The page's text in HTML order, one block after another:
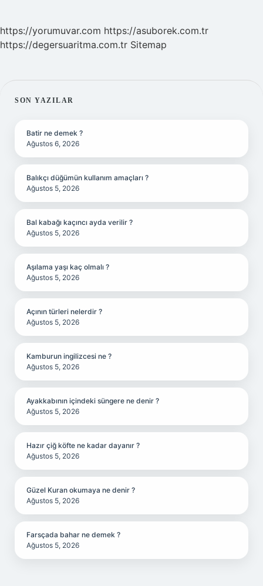
https://yorumuvar.com https://asuborek.com.tr
https://degersuaritma.com.tr Sitemap
SIDEBAR
SON YAZILAR
Batir ne demek ?
Ağustos 6, 2026
Balıkçı düğümün kullanım amaçları ?
Ağustos 5, 2026
Bal kabağı kaçıncı ayda verilir ?
Ağustos 5, 2026
Aşılama yaşı kaç olmalı ?
Ağustos 5, 2026
Açının türleri nelerdir ?
Ağustos 5, 2026
Kamburun ingilizcesi ne ?
Ağustos 5, 2026
Ayakkabının içindeki süngere ne denir ?
Ağustos 5, 2026
Hazır çiğ köfte ne kadar dayanır ?
Ağustos 5, 2026
Güzel Kuran okumaya ne denir ?
Ağustos 5, 2026
Farsçada bahar ne demek ?
Ağustos 5, 2026